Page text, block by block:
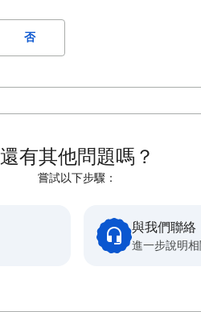
否
還有其他問題嗎？
嘗試以下步驟：
與我們聯絡
進一步說明